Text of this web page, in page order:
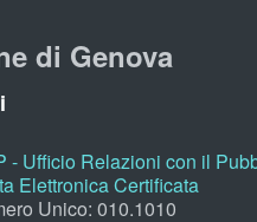
di Genova
- Ufficio Relazioni con il
Elettronica Certificata
Unico: 010.1010